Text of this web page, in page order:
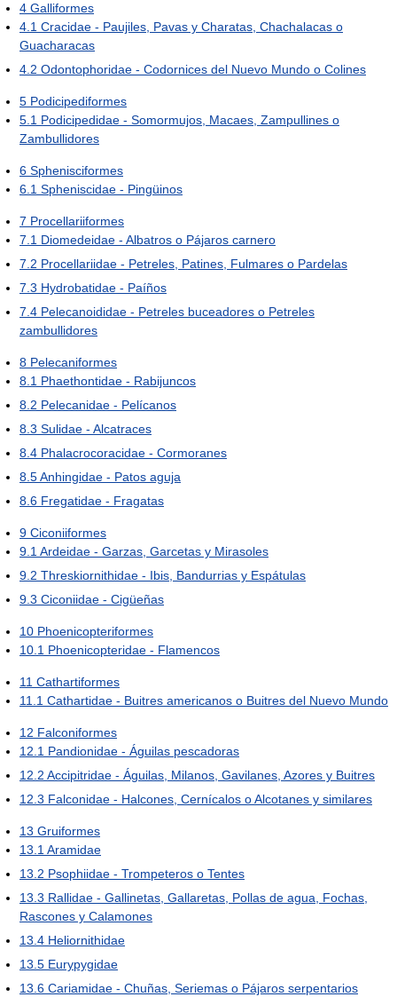
4 Galliformes
4.1 Cracidae - Paujiles, Pavas y Charatas, Chachalacas o
Guacharacas
4.2 Odontophoridae - Codornices del Nuevo Mundo o Colines
5 Podicipediformes
5.1 Podicipedidae - Somormujos, Macaes, Zampullines o
Zambullidores
6 Sphenisciformes
6.1 Spheniscidae - Pingüinos
7 Procellariiformes
7.1 Diomedeidae - Albatros o Pájaros carnero
7.2 Procellariidae - Petreles, Patines, Fulmares o Pardelas
7.3 Hydrobatidae - Paíños
7.4 Pelecanoididae - Petreles buceadores o Petreles
zambullidores
8 Pelecaniformes
8.1 Phaethontidae - Rabijuncos
8.2 Pelecanidae - Pelícanos
8.3 Sulidae - Alcatraces
8.4 Phalacrocoracidae - Cormoranes
8.5Anhingidae - Patos aguja
8.6 Fregatidae - Fragatas
9 Ciconiiformes
9.1 Ardeidae - Garzas, Garcetas y Mirasoles
9.2 Threskiornithidae - Ibis, Bandurrias y Espátulas
9.3 Ciconiidae - Cigüeñas
10 Phoenicopteriformes
10.1 Phoenicopteridae - Flamencos
11 Cathartiformes
11.1 Cathartidae - Buitres americanos o Buitres del Nuevo Mundo
12 Falconiformes
12.1 Pandionidae - Águilas pescadoras
12.2 Accipitridae - Águilas, Milanos, Gavilanes, Azores y Buitres
12.3 Falconidae - Halcones, Cernícalos o Alcotanes y similares
13 Gruiformes
13.1 Aramidae
13.2 Psophiidae - Trompeteros o Tentes
13.3 Rallidae - Gallinetas, Gallaretas, Pollas de agua, Fochas,
Rascones y Calamones
13.4 Heliornithidae
13.5 Eurypygidae
13.6 Cariamidae - Chuñas, Seriemas o Pájaros serpentarios